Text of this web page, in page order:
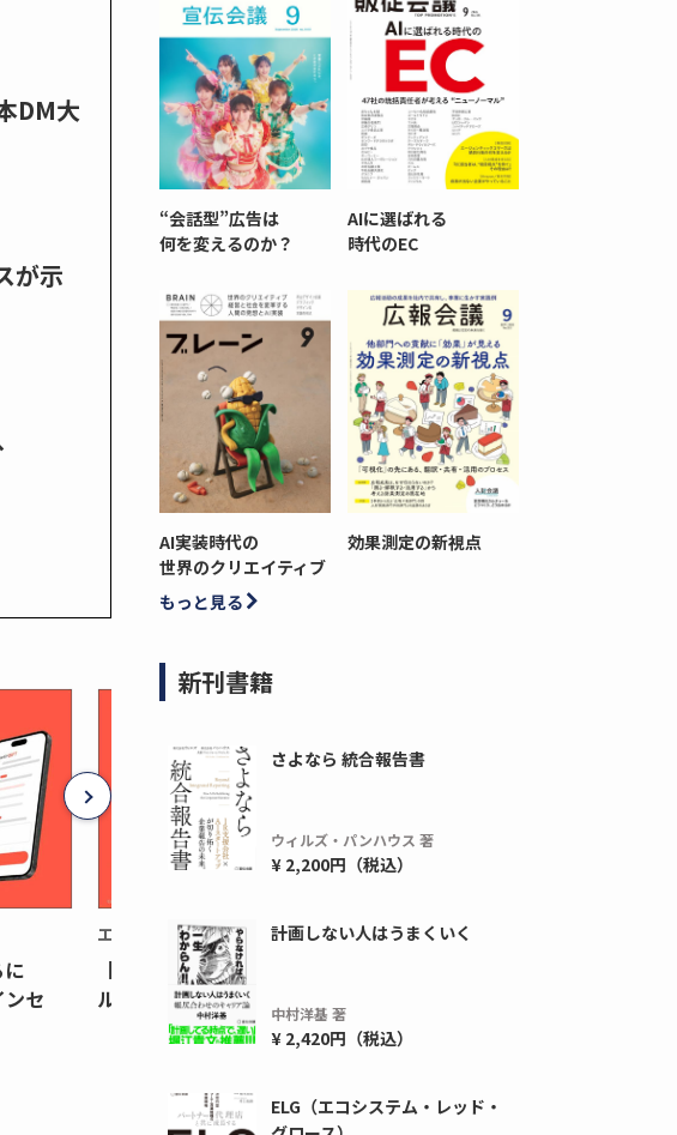
DM大
が示
セ
エムディーピー
【月間1,000万本以上の配布実績！】デジタ
ルクーポンを活用した販促キャンペーンを...
ダウンロードする
“会話型”広告は
何を変えるのか？
AIに選ばれる
時代のEC
AI実装時代の
世界のクリエイティブ
効果測定の新視点
もっと見る
新刊書籍
さよなら 統合報告書
ウィルズ・パンハウス 著
¥ 2,200円（税込）
計画しない人はうまくいく
中村洋基 著
¥ 2,420円（税込）
ELG（エコシステム・レッド・